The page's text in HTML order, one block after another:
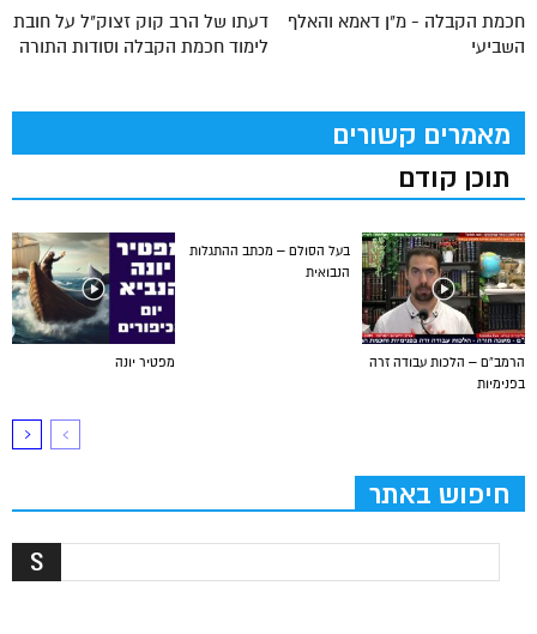
דעתו של הרב קוק זצוק"ל על חובת
לימוד חכמת הקבלה וסודות התורה
חכמת הקבלה - מ"ן דאמא והאלף
השביעי
מאמרים קשורים
תוכן קודם
מפטיר יונה
בעל הסולם – מכתב ההתגלות
הנבואית
הרמב”ם – הלכות עבודה זרה
בפנימיות
חיפוש באתר